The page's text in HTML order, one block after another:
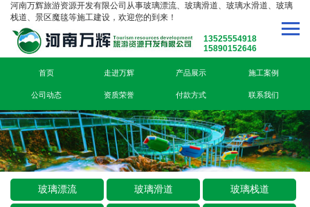
河南万辉旅游资源开发有限公司从事玻璃漂流、玻璃滑道、玻璃水滑道、玻璃
栈道、景区魔毯等施工建设，欢迎您的到来！
13525554918
15890152646
首页 走进万辉 产品展示 施工案例
公司动态 资质荣誉 付款方式 联系我们
玻璃漂流 玻璃滑道 玻璃栈道